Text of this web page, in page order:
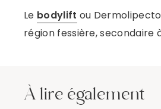
Le bodylift ou
région fessière, secondaire
À lire également